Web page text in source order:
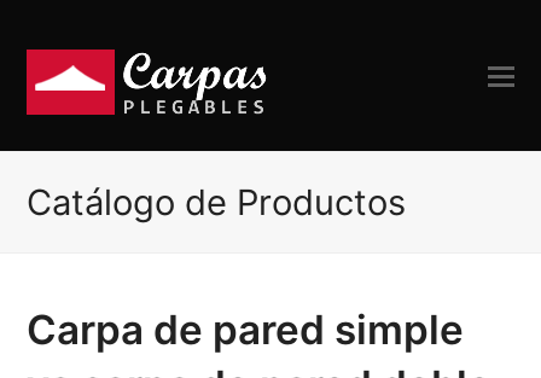
Catálogo de Productos
Carpa de pared simple